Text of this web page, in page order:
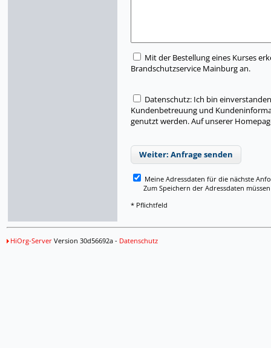
Mit der Bestellung eines Kurses
Brandschutzservice Mainburg an.
Datenschutz: Ich bin
Kundenbetreuung und
genutzt werden. Auf unserer
Weiter: Anfrage senden
Meine Adressdaten für die nächste
Zum Speichern der Adressdaten müssen
* Pflichtfeld
HiOrg-ServerVersion 30d56692a - Datenschutz